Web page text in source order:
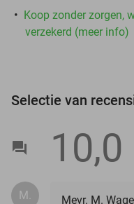
Koop zonder zorgen,
verzekerd (meer info)
Selectie van
10,0
M.
Mevr. M.